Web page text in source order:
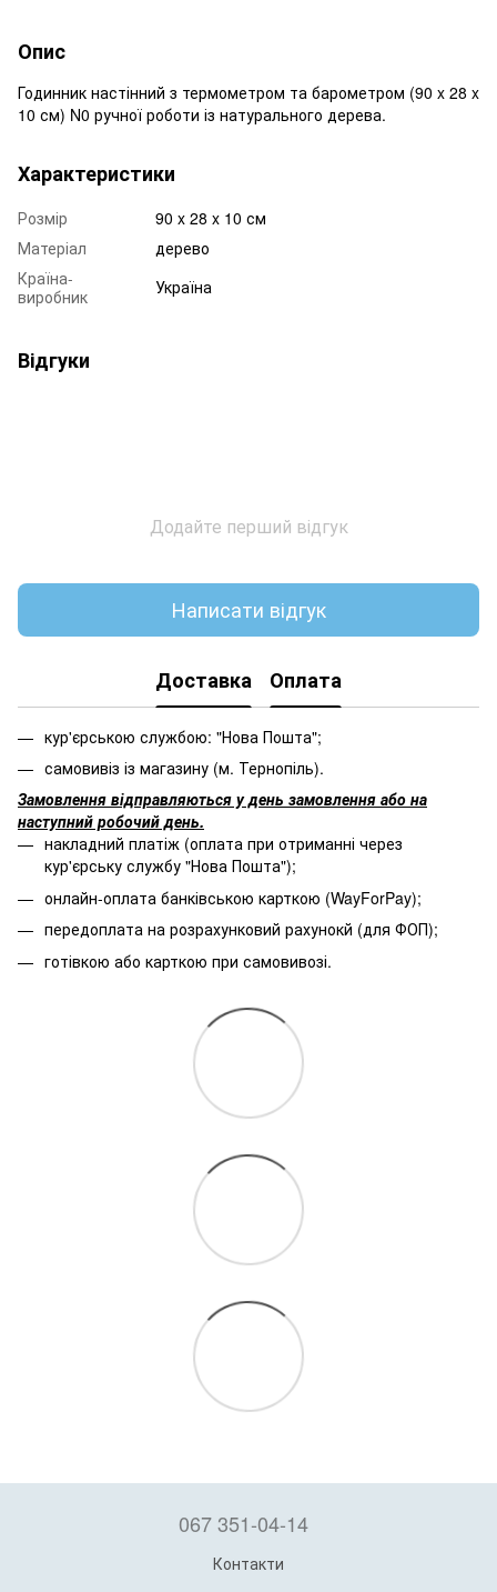
Опис
Годинник настінний з термометром та барометром (90 x 28 x
10 см) N0 ручної роботи із натурального дерева.
Характеристики
Розмір
90 x 28 x 10 см
Матеріал
дерево
Країна-
виробник
Україна
Відгуки
Додайте перший відгук
Написати відгук
Доставка Оплата
кур'єрською службою: "Нова Пошта";
самовивіз із магазину (м. Тернопіль).
Замовлення відправляються у день замовлення або на
наступний робочий день.
накладний платіж (оплата при отриманні через
кур'єрську службу "Нова Пошта");
онлайн-оплата банківською карткою (WayForPay);
передоплата на розрахунковий рахунокй (для ФОП);
готівкою або карткою при самовивозі.
067 351-04-14
Контакти